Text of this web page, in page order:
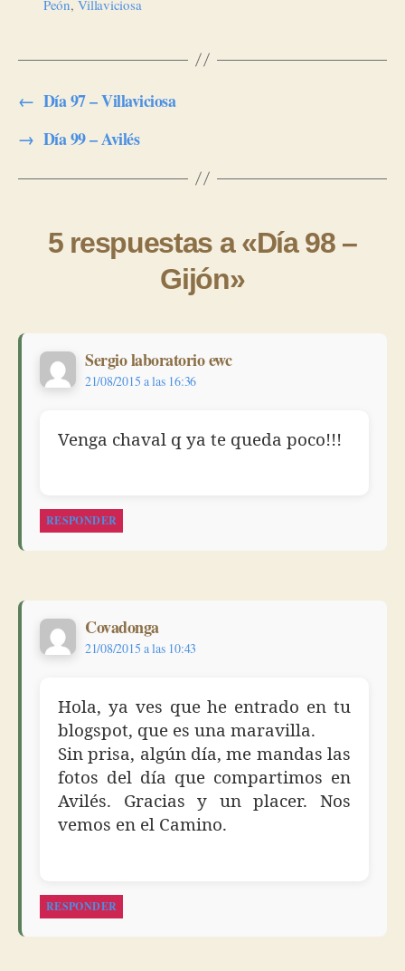
Peón, Villaviciosa
← Día 97 – Villaviciosa
→ Día 99 – Avilés
5 respuestas a «Día 98 –
Gijón»
Sergio laboratorio ewcdice:
21/08/2015 a las 16:36
Venga chaval q ya te queda poco!!!
RESPONDER
Covadongadice:
21/08/2015 a las 10:43
Hola, ya ves que he entrado en tu
blogspot, que es una maravilla.
Sin prisa, algún día, me mandas las
fotos del día que compartimos en
Avilés. Gracias y un placer. Nos
vemos en el Camino.
RESPONDER